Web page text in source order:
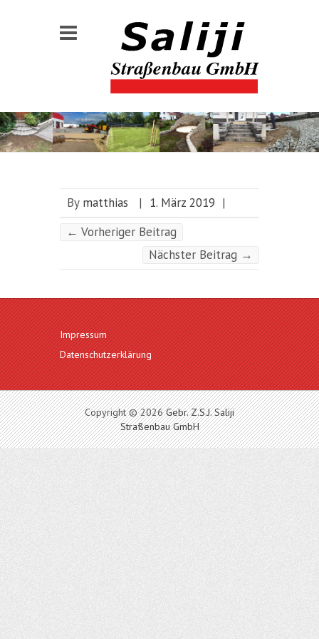
By matthias | 1. März 2019 |
← Vorheriger Beitrag
Nächster Beitrag →
Impressum
Datenschutzerklärung
Copyright © 2026Gebr. Z.S.J. Saliji
Straßenbau GmbH